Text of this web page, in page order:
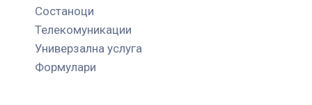
Состаноци
Телекомуникации
Универзална услуга
Формулари